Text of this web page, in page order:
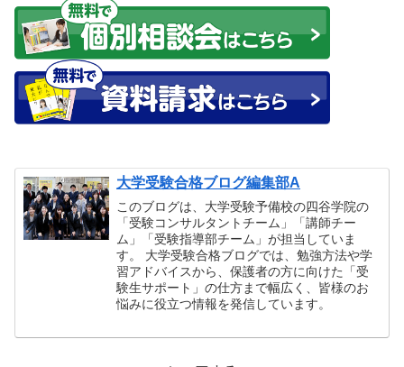
大学受験合格ブログ編集部A
このブログは、大学受験予備校の四谷学院の
「受験コンサルタントチーム」「講師チー
ム」「受験指導部チーム」が担当していま
す。 大学受験合格ブログでは、勉強方法や学
習アドバイスから、保護者の方に向けた「受
験生サポート」の仕方まで幅広く、皆様のお
悩みに役立つ情報を発信しています。